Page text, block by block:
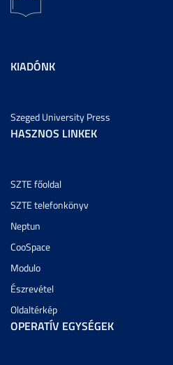
KIADÓNK
Szeged University Press
HASZNOS LINKEK
SZTE főoldal
SZTE telefonkönyv
Neptun
CooSpace
Modulo
Észrevétel
Oldaltérkép
OPERATÍV EGYSÉGEK